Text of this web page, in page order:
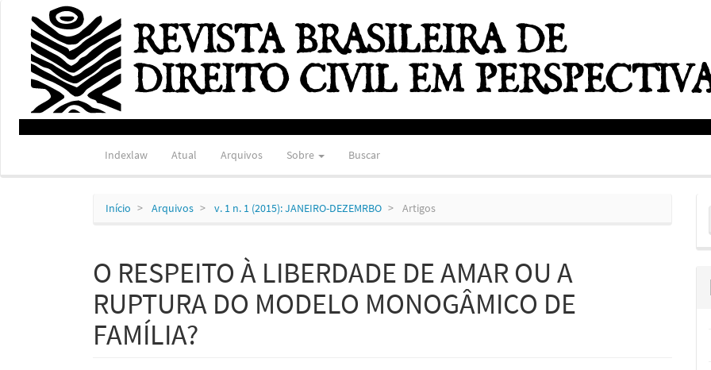
Navegação
Principal
Conteúdo
principal
Barra
Lateral
Indexlaw Atual Arquivos Sobre Buscar
Início Arquivos v. 1 n. 1 (2015): JANEIRO-DEZEMRBO Artigos
O RESPEITO À LIBERDADE DE AMAR OU A
RUPTURA DO MODELO MONOGÂMICO DE
FAMÍLIA?